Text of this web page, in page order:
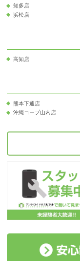
知多店
浜松店
高知店
熊本下通店
沖縄コープ山内店